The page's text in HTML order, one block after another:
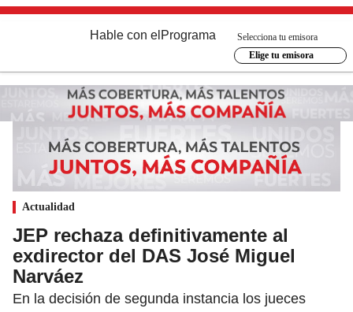
Hable con el Programa
Selecciona tu emisora
Elige tu emisora
Actualidad
JEP rechaza definitivamente al
exdirector del DAS José Miguel
Narváez
En la decisión de segunda instancia los jueces